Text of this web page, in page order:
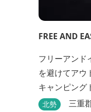
FREE AND
フリーアンド
を避けてアウ
キャンピング
日常的な空間
北勢 三重